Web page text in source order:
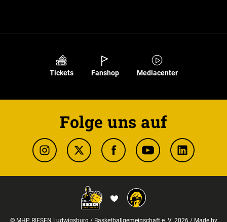
Tickets Fanshop Mediacenter
Folge uns auf
© MHP RIESEN Ludwigsburg / Basketballgemeinschaft e. V. 2026 / Made by